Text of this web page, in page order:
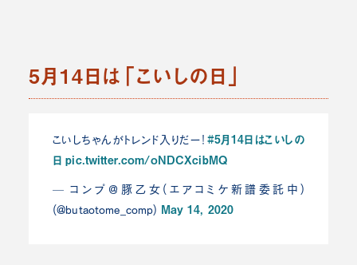
5月14日は「こいしの日」
こいしちゃんがトレンド入りだー！ #5月14日はこいしの
日 pic.twitter.com/oNDCXcibMQ
— コンプ＠豚乙女(エアコミケ新譜委託中)
(@butaotome_comp) May 14, 2020